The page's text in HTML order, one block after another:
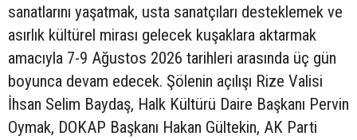
sanatlarını yaşatmak, usta sanatçıları desteklemek ve
asırlık kültürel mirası gelecek kuşaklara aktarmak
amacıyla 7-9 Ağustos 2026 tarihleri arasında üç gün
boyunca devam edecek. Şölenin açılışı Rize Valisi
İhsan Selim Baydaş, Halk Kültürü Daire Başkanı Pervin
Oymak, DOKAP Başkanı Hakan Gültekin, AK Parti